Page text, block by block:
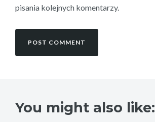
pisania kolejnych komentarzy.
You might also like: